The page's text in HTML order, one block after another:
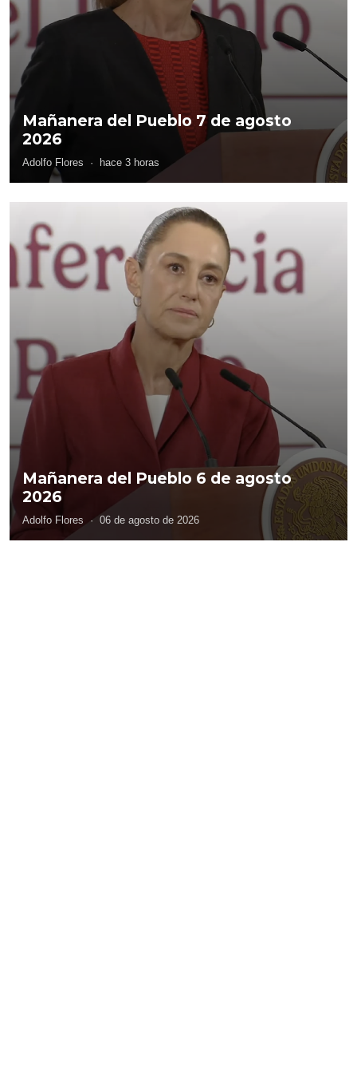
Mañanera del Pueblo 7 de agosto
2026
Adolfo Flores · hace 3 horas
Mañanera del Pueblo 6 de agosto
2026
Adolfo Flores · 06 de agosto de 2026